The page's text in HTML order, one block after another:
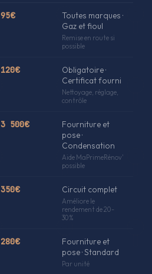
95€
Toutes marques ·
Gaz et fioul
Remise en route si
possible
120€
Obligatoire ·
Certificat fourni
Nettoyage, réglage,
contrôle
3 500€
Fourniture et
pose ·
Condensation
Aide MaPrimeRénov'
possible
350€ Circuit complet
Améliore le
rendement de 20-
30%
280€
Fourniture et
pose · Standard
Par unité